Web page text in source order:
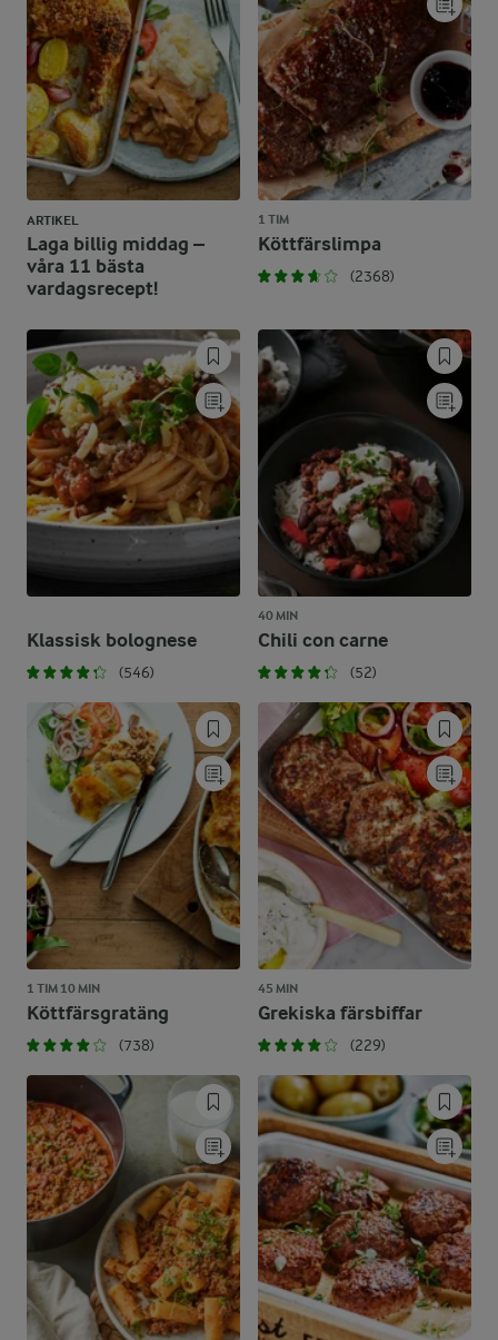
ARTIKEL
Laga billig middag –
våra 11 bästa
vardagsrecept!
1 TIM
Köttfärslimpa
(2368)
Klassisk bolognese
(546)
40 MIN
Chili con carne
(52)
1 TIM 10 MIN
Köttfärsgratäng
(738)
45 MIN
Grekiska färsbiffar
(229)